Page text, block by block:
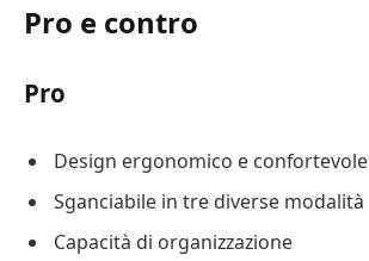
Pro e contro
Pro
Design ergonomico e confortevole
Sganciabile in tre diverse modalità
Capacità di organizzazione